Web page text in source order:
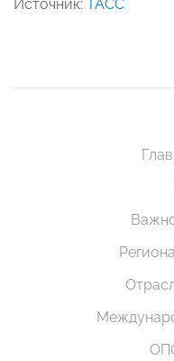
Источник: ТАСС